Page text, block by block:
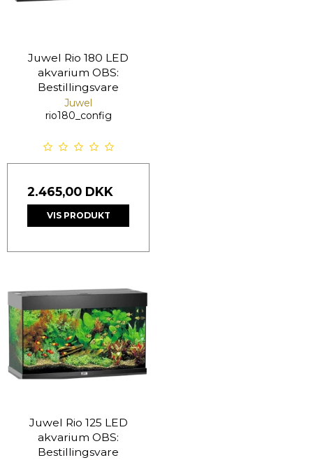
Juwel Rio 180 LED
akvarium OBS:
Bestillingsvare
Juwel
rio180_config
2.465,00 DKK
VIS PRODUKT
Juwel Rio 125 LED
akvarium OBS:
Bestillingsvare